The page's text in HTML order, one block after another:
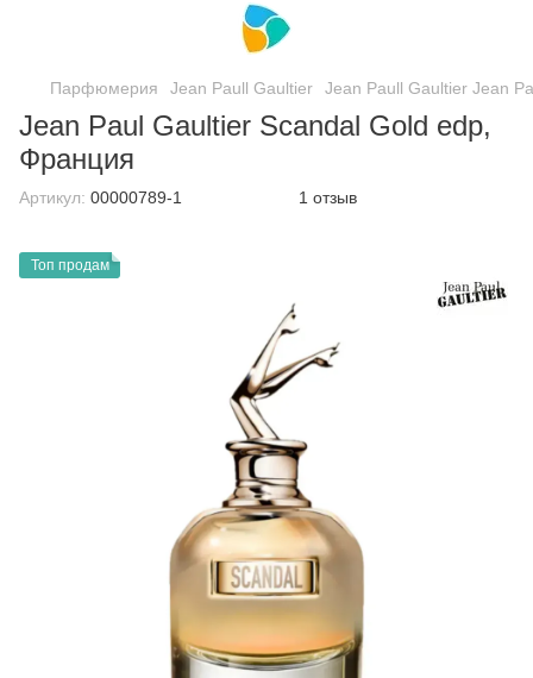
Парфюмерия Jean Paull Gaultier Jean Paull Gaultier Jean
Jean Paul Gaultier Scandal Gold edp,
Франция
Артикул: 00000789-1 1 отзыв
Топ продам